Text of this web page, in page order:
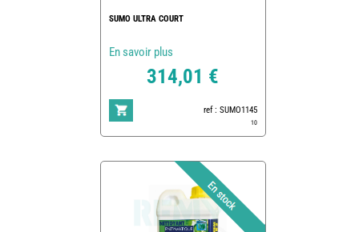
SUMO ULTRA COURT
En savoir plus
314,01 €
ref : SUMO1145
10